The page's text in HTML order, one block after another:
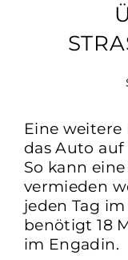
Eine
das Auto auf
So kann
vermieden
jeden Tag
benötigt 18
im Engadin.